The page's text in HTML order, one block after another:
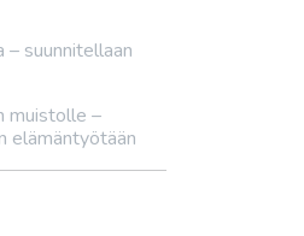
– suunnitellaan
muistolle –
elämäntyötään